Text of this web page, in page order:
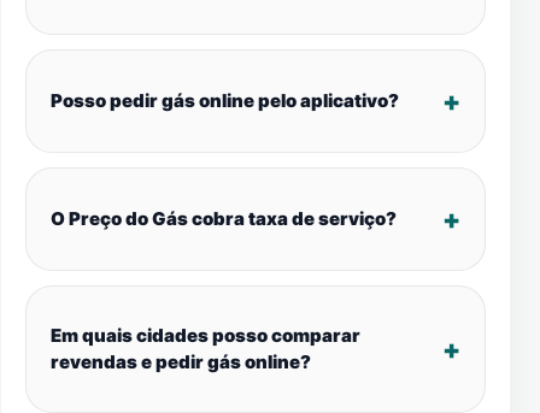
Posso pedir gás online pelo aplicativo?
O Preço do Gás cobra taxa de serviço?
Em quais cidades posso comparar
revendas e pedir gás online?